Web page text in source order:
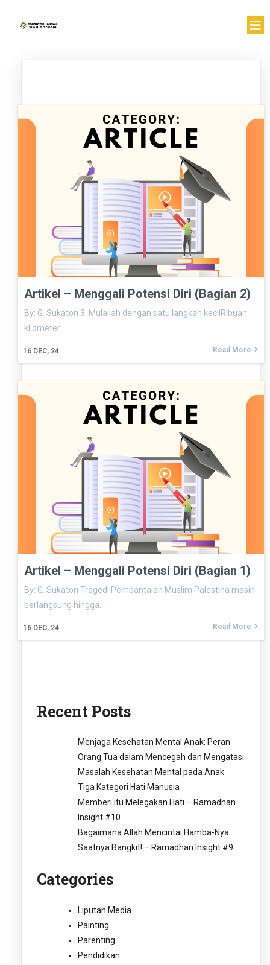
Artikel – Menggali Potensi Diri (Bagian 2)
16 DEC, 24
By: G. Sukaton 3. Mulailah dengan satu langkah kecilRibuan
kilometer…
Read More
Artikel – Menggali Potensi Diri (Bagian 1)
16 DEC, 24
By: G. Sukaton Tragedi Pembantaian Muslim Palestina masih
berlangsung hingga…
Read More
Recent Posts
Menjaga Kesehatan Mental Anak: Peran
Orang Tua dalam Mencegah dan Mengatasi
Masalah Kesehatan Mental pada Anak
Tiga Kategori Hati Manusia
Memberi itu Melegakan Hati – Ramadhan
Insight #10
Bagaimana Allah Mencintai Hamba-Nya
Saatnya Bangkit! – Ramadhan Insight #9
Categories
Liputan Media
Painting
Parenting
Pendidikan